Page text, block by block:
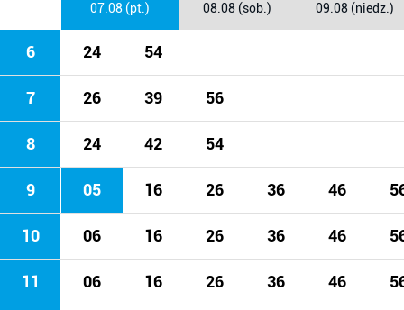
07.08 (pt.) 08.08 (sob.) 09.08 (niedz.)
6 24 54
7 26 39 56
8 24 42 54
9 05 16 26 36 46
10 06 16 26 36 46
11 06 16 26 36 46